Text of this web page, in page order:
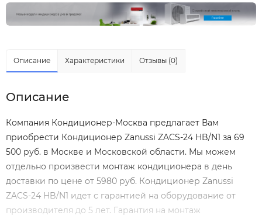
Описание Характеристики Отзывы (0)
Описание
Компания Кондиционер-Москва предлагает Вам
приобрести Кондиционер Zanussi ZACS-24 HB/N1 за 69
500 руб. в Москве и Московской области. Мы можем
отдельно произвести монтаж кондиционера в день
доставки по цене от 5980 руб. Кондиционер Zanussi
ZACS-24 HB/N1 идет с гарантией на оборудование от
производителя до 5 лет. Гарантия на монтаж